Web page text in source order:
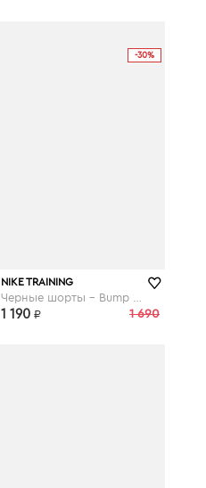
-30%
asos.com
NIKE TRAINING
1 690
1 190 ₽